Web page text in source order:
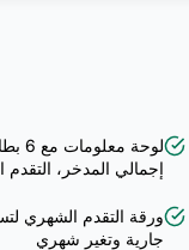
إجمالي المدخر،
ورقة التقدم الشهري
جارية وتغير شهري